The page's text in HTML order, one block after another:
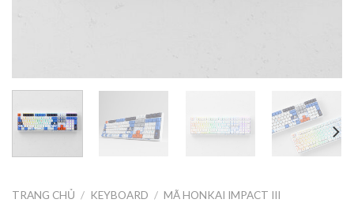
TRANG CHỦ / KEYBOARD / MÃ HONKAI IMPACT III